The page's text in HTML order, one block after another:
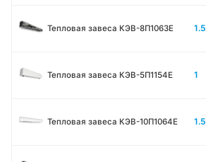
Тепловая завеса КЭВ-8П1063E 1.5
Тепловая завеса КЭВ-5П1154E 1
Тепловая завеса КЭВ-10П1064E 1.5